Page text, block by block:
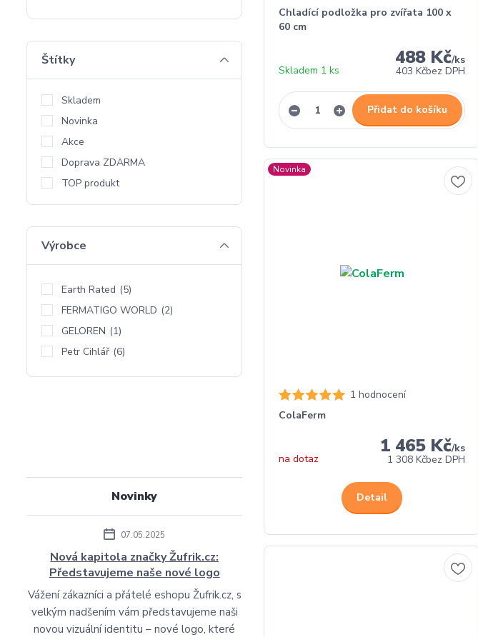
Chladící podložka pro zvířata 100 x
60 cm
488 Kč/ks
403 Kčbez DPH
Skladem 1 ks
Přidat do košíku
Novinka
1 hodnocení
ColaFerm
1 465 Kč/ks
1 308 Kčbez DPH
na dotaz
Detail
Štítky
Skladem
Novinka
Akce
Doprava ZDARMA
TOP produkt
Výrobce
Earth Rated (5)
FERMATIGO WORLD (2)
GELOREN (1)
Petr Cihlář (6)
Novinky
07.05.2025
Nová kapitola značky Žufrik.cz:
Představujeme naše nové logo
Vážení zákazníci a přátelé eshopu Žufrik.cz, s
velkým nadšením vám představujeme naši
novou vizuální identitu – nové logo, které